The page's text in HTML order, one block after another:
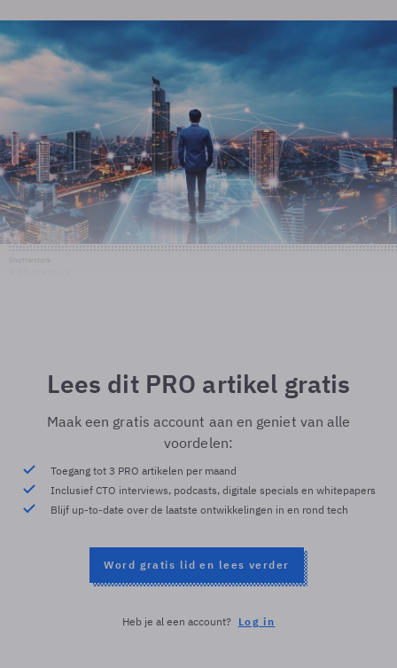
Lees dit PRO artikel gratis
Maak een gratis account aan en geniet van alle
voordelen:
Toegang tot 3 PRO artikelen per maand
Inclusief CTO interviews, podcasts, digitale specials en whitepapers
Blijf up-to-date over de laatste ontwikkelingen in en rond tech
Word gratis lid en lees verder
Heb je al een account? Log in